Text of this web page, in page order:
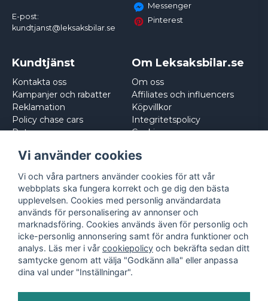
E-post:
kundtjanst@leksaksbilar.se
Messenger
Pinterest
Kundtjänst
Kontakta oss
Kampanjer och rabatter
Reklamation
Policy chase cars
Returnera
Om Leksaksbilar.se
Om oss
Affiliates och influencers
Köpvillkor
Integritetspolicy
Cookies
Vi använder cookies
Vi och våra partners använder cookies för att vår
webbplats ska fungera korrekt och ge dig den bästa
upplevelsen. Cookies med personlig användardata
används för personalisering av annonser och
marknadsföring. Cookies används även för personlig och
icke-personlig annonsering samt för andra funktioner och
analys. Läs mer i vår cookiepolicy och bekräfta sedan ditt
samtycke genom att välja "Godkänn alla" eller anpassa
dina val under "Inställningar".